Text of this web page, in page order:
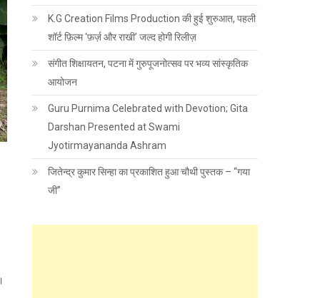
K.G Creation Films Production की हुई शुरुआत, पहली
शॉर्ट फ़िल्म ‘फ़र्ज़ और राखी’ जल्द होगी रिलीज़
संगीत शिक्षायतन, पटना में गुरुपूजनोत्सव पर भव्य सांस्कृतिक
आयोजन
Guru Purnima Celebrated with Devotion; Gita
Darshan Presented at Swami
Jyotirmayananda Ashram
जितेन्द्र कुमार सिन्हा का प्रकाशित हुआ चौथी पुस्तक – “गया
जी”